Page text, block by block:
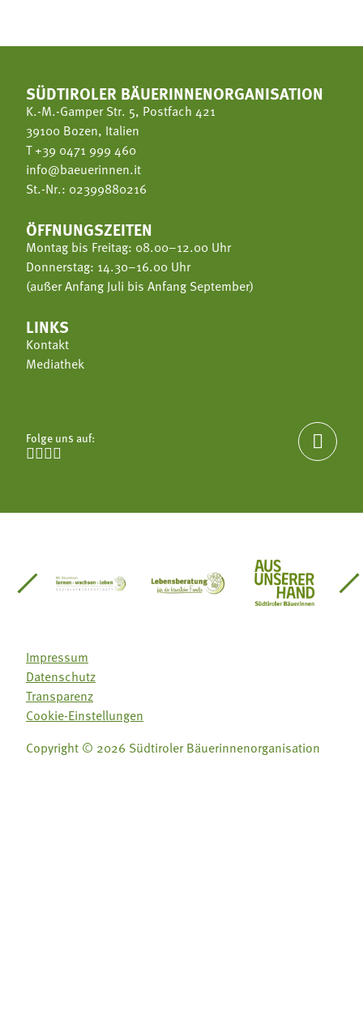
SÜDTIROLER BÄUERINNENORGANISATION
K.-M.-Gamper Str. 5, Postfach 421
39100 Bozen, Italien
T+39 0471 999 460
info@baeuerinnen.it
St.-Nr.: 02399880216
ÖFFNUNGSZEITEN
Montag bis Freitag: 08.00–12.00 Uhr
Donnerstag: 14.30–16.00 Uhr
(außer Anfang Juli bis Anfang September)
LINKS
Kontakt
Mediathek
Folge uns auf:


Südtirol
Gärtnervereinigung
Sozialgenossenschaft Mit Bäuerinnen lernen -
Lebensberatung für dieAus unserer
Impressum
Datenschutz
Transparenz
Cookie-Einstellungen
Copyright © 2026 Südtiroler Bäuerinnenorganisation